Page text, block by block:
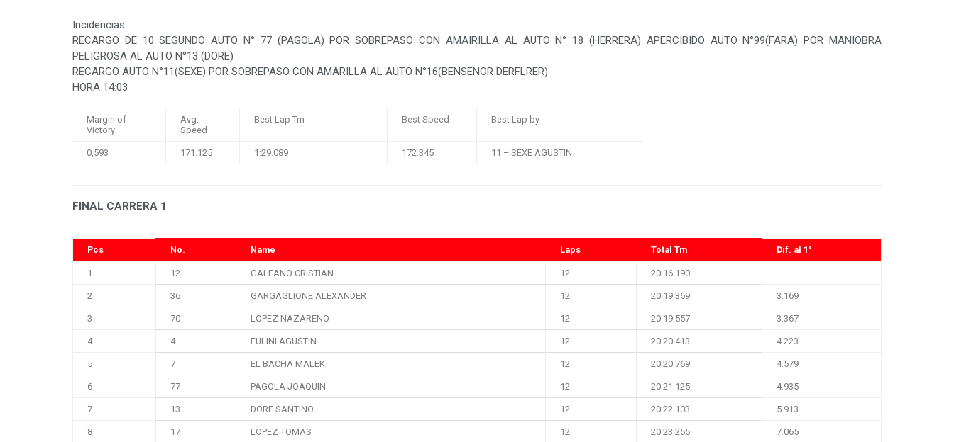
Incidencias
RECARGO DE 10 SEGUNDO AUTO N° 77 (PAGOLA) POR SOBREPASO CON AMAIRILLA AL AUTO N° 18 (HERRERA) APERCIBIDO AUTO N°99(FARA) POR MANIOBRA
PELIGROSA AL AUTO N°13 (DORE)
RECARGO AUTO N°11(SEXE) POR SOBREPASO CON AMARILLA AL AUTO N°16(BENSENOR DERFLRER)
HORA 14:03
Margin of
Victory
Avg.
Speed
Best Lap Tm Best Speed Best Lap by
0,593 171.125 1:29.089 172.345 11 – SEXE AGUSTIN
FINAL CARRERA 1
Pos No. Name Laps Total Tm Dif. al 1°
1 12 GALEANO CRISTIAN 12 20:16.190
2 36 GARGAGLIONE ALEXANDER 12 20:19.359 3.169
3 70 LOPEZ NAZARENO 12 20:19.557 3.367
4 4 FULINI AGUSTIN 12 20:20.413 4.223
5 7 EL BACHA MALEK 12 20:20.769 4.579
6 77 PAGOLA JOAQUIN 12 20:21.125 4.935
7 13 DORE SANTINO 12 20:22.103 5.913
8 17 LOPEZ TOMAS 12 20:23.255 7.065